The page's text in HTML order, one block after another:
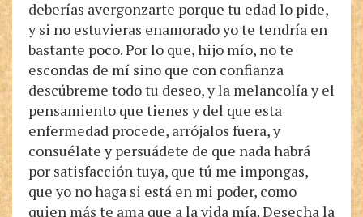
deberías avergonzarte porque tu edad lo pide,
y si no estuvieras enamorado yo te tendría en
bastante poco. Por lo que, hijo mío, no te
escondas de mí sino que con confianza
descúbreme todo tu deseo, y la melancolía y el
pensamiento que tienes y del que esta
enfermedad procede, arrójalos fuera, y
consuélate y persuádete de que nada habrá
por satisfacción tuya, que tú me impongas,
que yo no haga si está en mi poder, como
quien más te ama que a la vida mía. Desecha la